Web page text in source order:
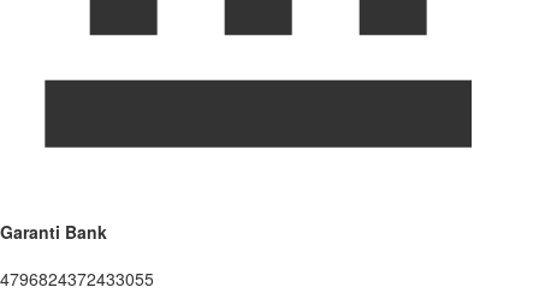
Garanti Bank
4796824372433055